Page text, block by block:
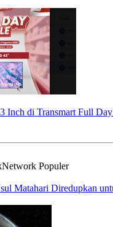
Inch di Transmart Full Day
Populer
Matahari Diredupkan